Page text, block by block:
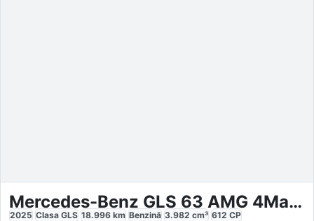
Mercedes-Benz GLS 63 AMG 4Matic
2025 Clasa GLS 18.996 km Benzină 3.982 cm³ 612 CP